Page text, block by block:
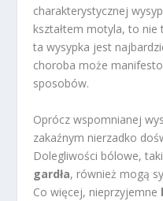
charakterystycznej
kształtem motyla, to nie
ta wysypka jest
choroba może
sposobów.
Oprócz wspomnianej
zakaźnym nierzadko
Dolegliwości bólowe,
gardła, również mogą
Co więcej, nieprzyjemne